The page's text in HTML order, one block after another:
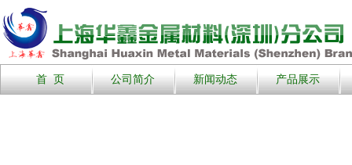
首 页 公司简介 新闻动态 产品展示